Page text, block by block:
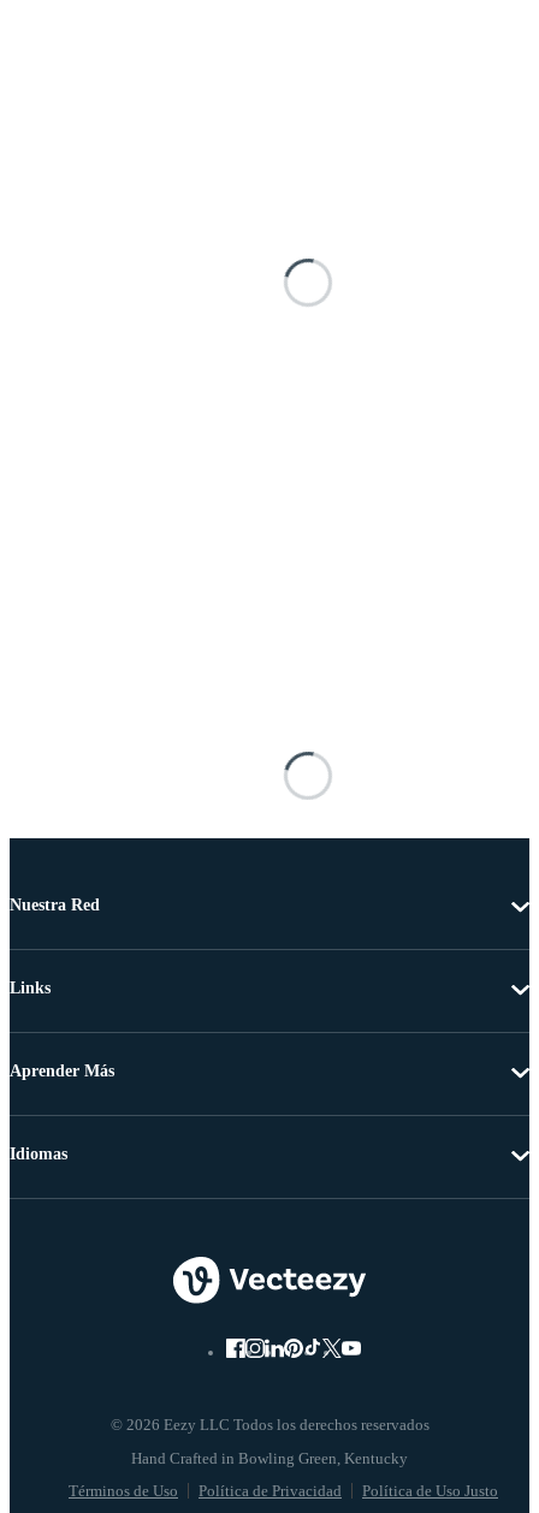
Nuestra Red
Links
Aprender Más
© 2026 Eezy LLC Todos los derechos reservados
Términos de Uso Política de Privacidad Política de Uso Justo
Idiomas